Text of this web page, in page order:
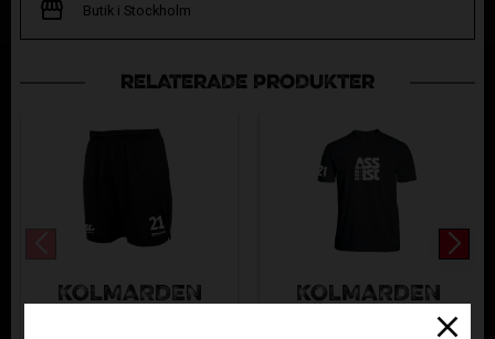
Butik i Stockholm
RELATERADE PRODUKTER
KOLMÅRDEN
KOLMÅRDEN
TRÄNINGSTRÖJ